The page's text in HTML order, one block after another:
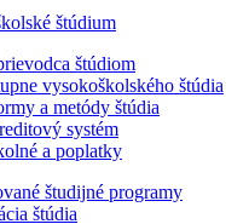
štúdium
štúdiom
vysokoškolského štúdia
a metódy štúdia
systém
a poplatky
študijné programy
štúdia